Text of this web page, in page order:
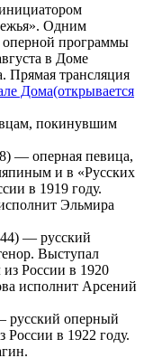
Одним
оперной программы
в Доме
Прямая трансляция
Дома(открывается
покинувшим
— оперная певица,
и в «Русских
в 1919 году.
Эльмира
— русский
Выступал
России в 1920
исполнит Арсений
русский оперный
России в 1922 году.